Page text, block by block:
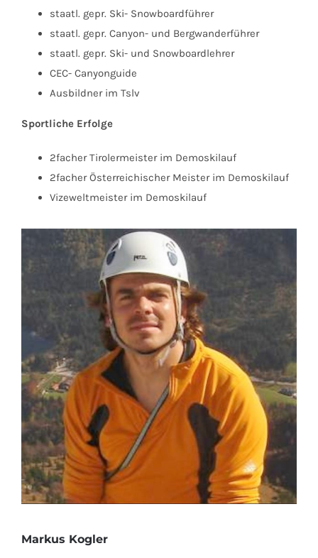
staatl. gepr. Ski- Snowboardführer
staatl. gepr. Canyon- und Bergwanderführer
staatl. gepr. Ski- und Snowboardlehrer
CEC- Canyonguide
Ausbildner im Tslv
Sportliche Erfolge
2facher Tirolermeister im Demoskilauf
2facher Österreichischer Meister im Demoskilauf
Vizeweltmeister im Demoskilauf
Markus Kogler